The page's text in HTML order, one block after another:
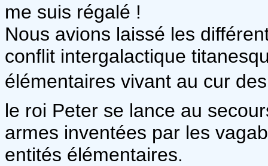
me suis régalé !
Nous avions laissé les
conflit intergalactique
élémentaires vivant au cur
le roi Peter se lance au
armes inventées par les
entités élémentaires.